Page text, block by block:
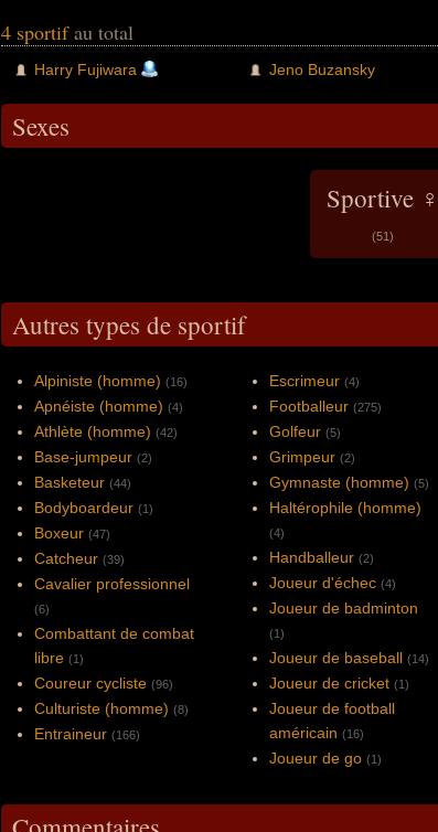
4 sportifau total
Harry Fujiwara Jeno Buzansky
Sexes
Sportive ♀
(51)
Autres types de sportif
Alpiniste (homme) (16)
Apnéiste (homme) (4)
Athlète (homme) (42)
Base-jumpeur (2)
Basketeur (44)
Bodyboardeur (1)
Boxeur (47)
Catcheur (39)
Cavalier professionnel
(6)
Combattant de combat
libre (1)
Coureur cycliste (96)
Culturiste (homme) (8)
Entraineur (166)
Escrimeur (4)
Footballeur (275)
Golfeur (5)
Grimpeur (2)
Gymnaste (homme) (5)
Haltérophile (homme)
(4)
Handballeur (2)
Joueur d'échec (4)
Joueur de badminton
(1)
Joueur de baseball (14)
Joueur de cricket (1)
Joueur de football
américain (16)
Joueur de go (1)